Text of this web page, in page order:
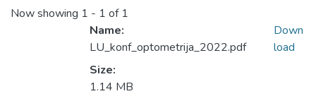
Now showing 1 - 1 of 1
Name:
LU_konf_optometrija_2022.pdf
Size:
1.14 MB
Down
load